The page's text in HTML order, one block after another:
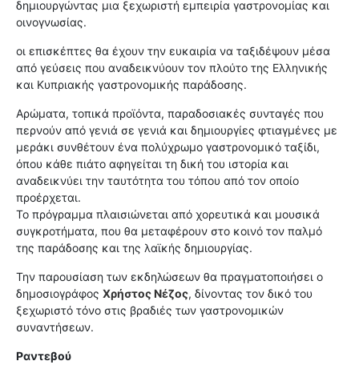
δημιουργώντας μια ξεχωριστή εμπειρία γαστρονομίας και
οινογνωσίας.
οι επισκέπτες θα έχουν την ευκαιρία να ταξιδέψουν μέσα
από γεύσεις που αναδεικνύουν τον πλούτο της Ελληνικής
και Κυπριακής γαστρονομικής παράδοσης.
Αρώματα, τοπικά προϊόντα, παραδοσιακές συνταγές που
περνούν από γενιά σε γενιά και δημιουργίες φτιαγμένες με
μεράκι συνθέτουν ένα πολύχρωμο γαστρονομικό ταξίδι,
όπου κάθε πιάτο αφηγείται τη δική του ιστορία και
αναδεικνύει την ταυτότητα του τόπου από τον οποίο
προέρχεται.
Το πρόγραμμα πλαισιώνεται από χορευτικά και μουσικά
συγκροτήματα, που θα μεταφέρουν στο κοινό τον παλμό
της παράδοσης και της λαϊκής δημιουργίας.
Την παρουσίαση των εκδηλώσεων θα πραγματοποιήσει ο
δημοσιογράφος Χρήστος Νέζος, δίνοντας τον δικό του
ξεχωριστό τόνο στις βραδιές των γαστρονομικών
συναντήσεων.
Ραντεβού